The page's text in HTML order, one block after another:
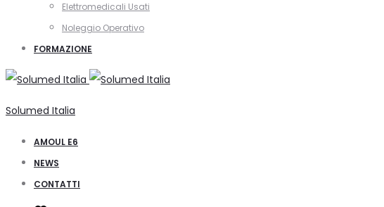
Elettromedicali Usati
Noleggio Operativo
FORMAZIONE
Solumed Italia
AMOUL E6
NEWS
CONTATTI